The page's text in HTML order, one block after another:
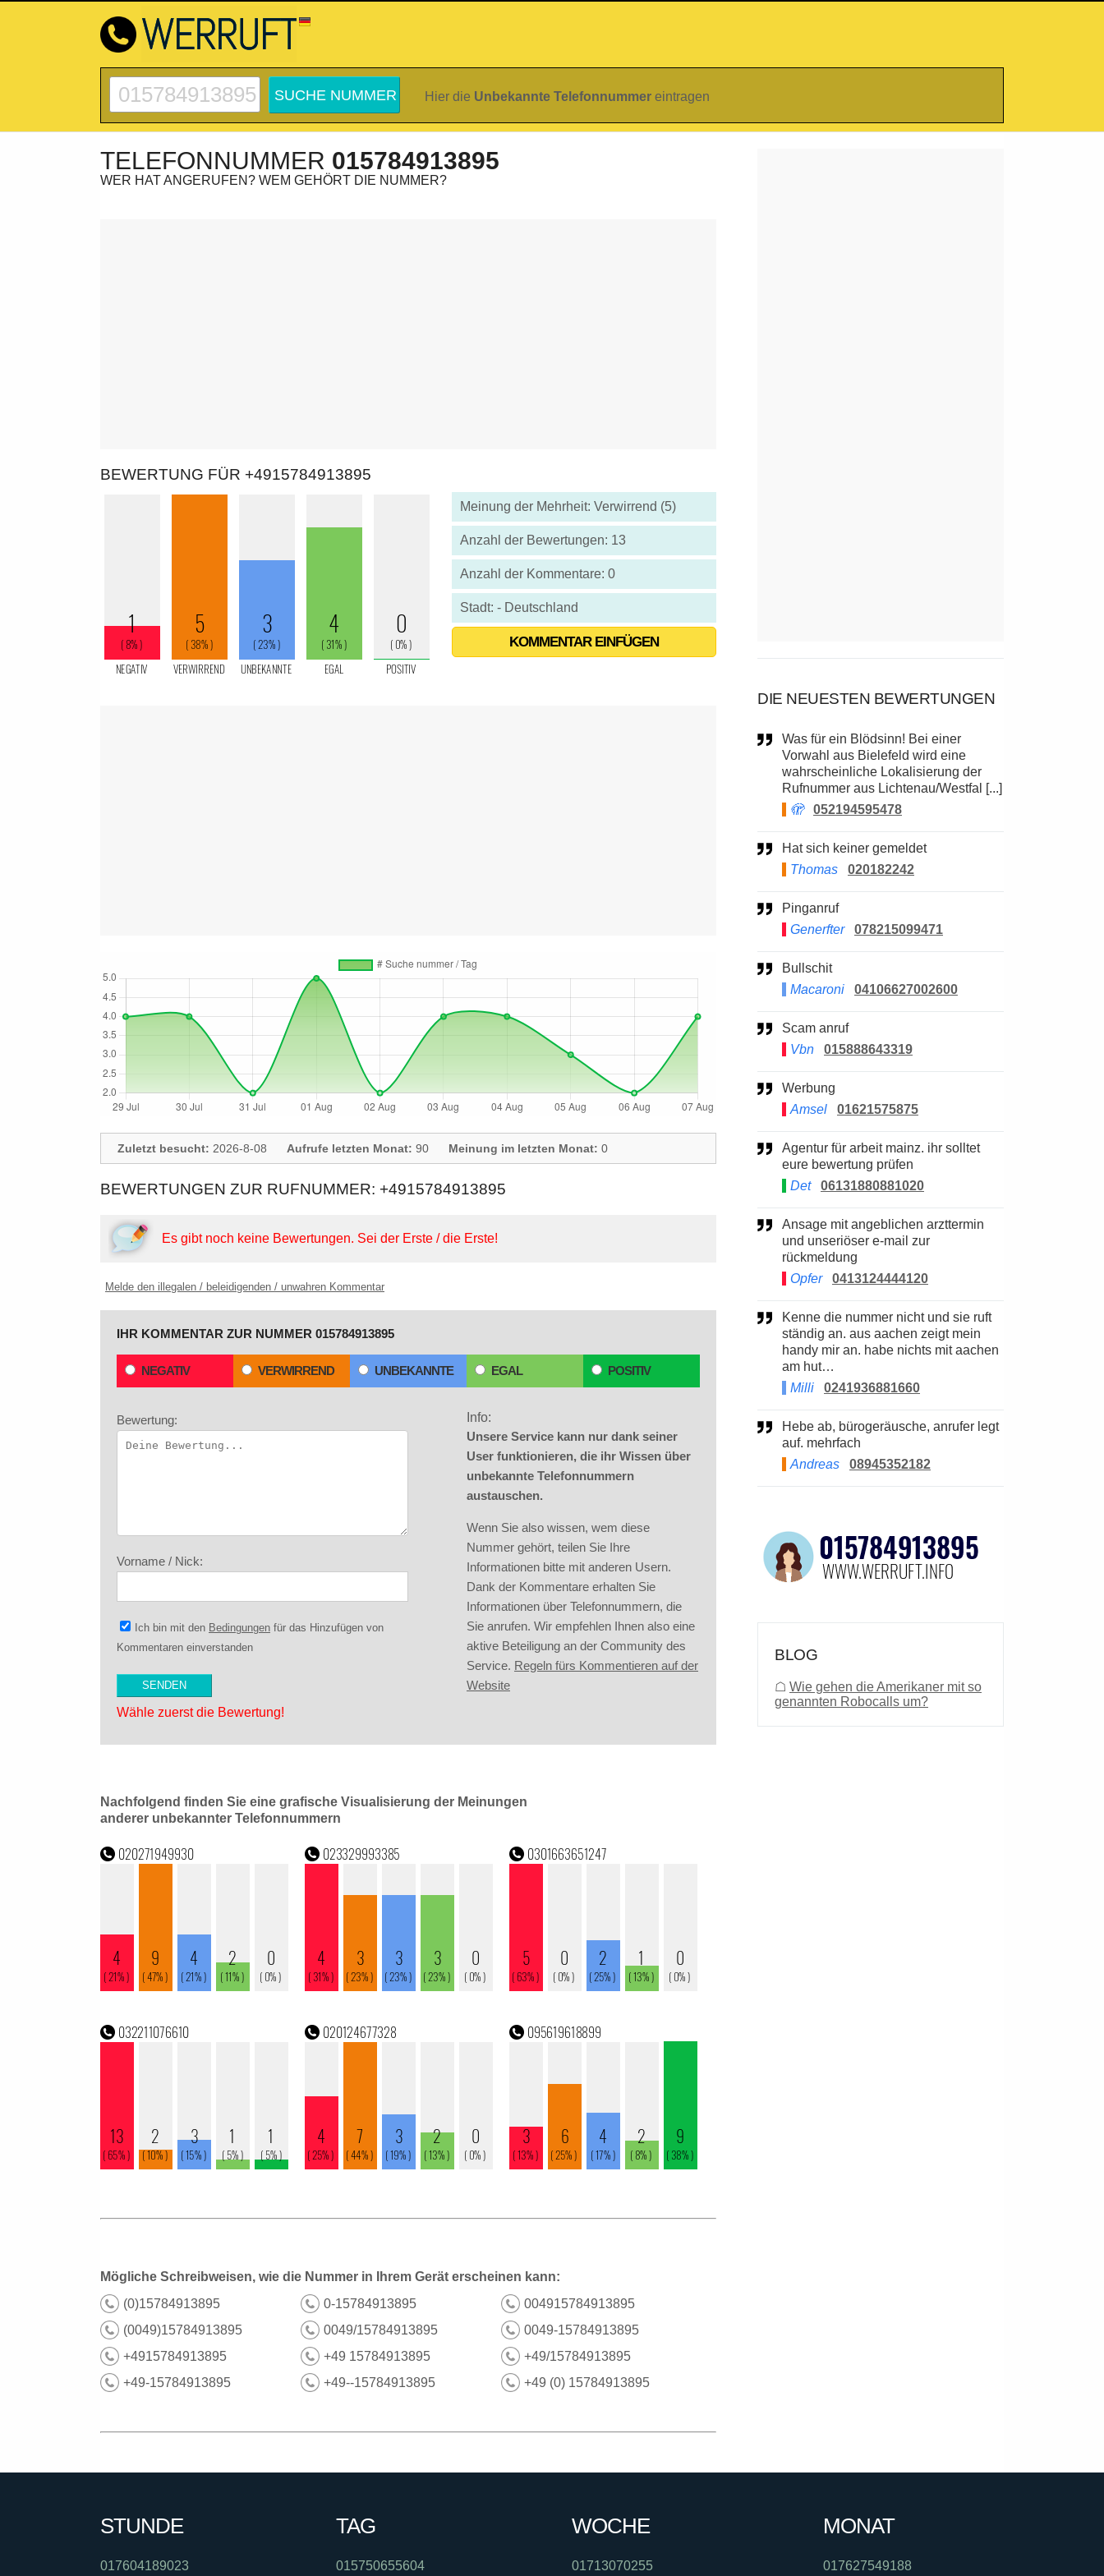
Hier die Unbekannte Telefonnummer eintragen
TELEFONNUMMER 015784913895
WER HAT ANGERUFEN? WEM GEHÖRT DIE NUMMER?
BEWERTUNG FÜR +4915784913895
Meinung der Mehrheit: Verwirrend (5)
Anzahl der Bewertungen: 13
Anzahl der Kommentare: 0
Stadt: - Deutschland
KOMMENTAR EINFÜGEN
Zuletzt besucht: 2026-8-08 Aufrufe letzten Monat: 90 Meinung im letzten Monat: 0
BEWERTUNGEN ZUR RUFNUMMER: +4915784913895
Es gibt noch keine Bewertungen. Sei der Erste / die Erste!
Melde den illegalen / beleidigenden / unwahren Kommentar
IHR KOMMENTAR ZUR NUMMER 015784913895
NEGATIV VERWIRREND UNBEKANNTE EGAL POSITIV
Bewertung:
Vorname / Nick:
Ich bin mit den Bedingungen für das Hinzufügen von
Kommentaren einverstanden
Wähle zuerst die Bewertung!
Info:
Unsere Service kann nur dank seiner
User funktionieren, die ihr Wissen über
unbekannte Telefonnummern
austauschen.
Wenn Sie also wissen, wem diese
Nummer gehört, teilen Sie Ihre
Informationen bitte mit anderen Usern.
Dank der Kommentare erhalten Sie
Informationen über Telefonnummern, die
Sie anrufen. Wir empfehlen Ihnen also eine
aktive Beteiligung an der Community des
Service. Regeln fürs Kommentieren auf der
Website
Nachfolgend finden Sie eine grafische Visualisierung der Meinungen
anderer unbekannter Telefonnummern
Mögliche Schreibweisen, wie die Nummer in Ihrem Gerät erscheinen kann:
(0)15784913895
0-15784913895
004915784913895
(0049)15784913895
0049/15784913895
0049-15784913895
+4915784913895
+49 15784913895
+49/15784913895
+49-15784913895
+49--15784913895 +49 (0) 15784913895
DIE NEUESTEN BEWERTUNGEN
Was für ein Blödsinn! Bei einer
Vorwahl aus Bielefeld wird eine
wahrscheinliche Lokalisierung der
Rufnummer aus Lichtenau/Westfal [...]
🫣
052194595478
Hat sich keiner gemeldet
Thomas
020182242
Pinganruf
Generfter
078215099471
Bullschit
Macaroni
04106627002600
Scam anruf
Vbn
015888643319
Werbung
Amsel
01621575875
Agentur für arbeit mainz. ihr solltet
eure bewertung prüfen
Det
06131880881020
Ansage mit angeblichen arzttermin
und unseriöser e-mail zur
rückmeldung
Opfer
0413124444120
Kenne die nummer nicht und sie ruft
ständig an. aus aachen zeigt mein
handy mir an. habe nichts mit aachen
am hut…
Milli
0241936881660
Hebe ab, bürogeräusche, anrufer legt
auf. mehrfach
Andreas
08945352182
BLOG
☖ Wie gehen die Amerikaner mit so
genannten Robocalls um?
STUNDE
017604189023
TAG
015750655604
WOCHE
01713070255
MONAT
017627549188